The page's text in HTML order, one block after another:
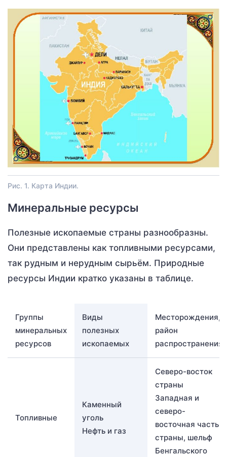
Рис. 1. Карта Индии.
Минеральные ресурсы
Полезные ископаемые страны разнообразны.
Они представлены как топливными ресурсами,
так рудным и нерудным сырьём. Природные
ресурсы Индии кратко указаны в таблице.
Группы
минеральных
ресурсов
Виды
полезных
ископаемых
Месторождения,
район
распространения
Топливные
Каменный
уголь
Нефть и газ
Северо-восток
страны
Западная и
северо-
восточная часть
страны, шельф
Бенгальского